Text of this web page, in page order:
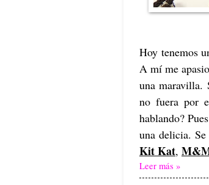
Hoy tenemos
A mí me
una maravilla.
no fuera por
hablando?
una delicia.
Kit Kat,
Leer más »